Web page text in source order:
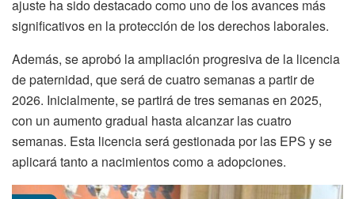
ajuste ha sido destacado como uno de los avances más
significativos en la protección de los derechos laborales.
Además, se aprobó la ampliación progresiva de la licencia
de paternidad, que será de cuatro semanas a partir de
2026. Inicialmente, se partirá de tres semanas en 2025,
con un aumento gradual hasta alcanzar las cuatro
semanas. Esta licencia será gestionada por las EPS y se
aplicará tanto a nacimientos como a adopciones.